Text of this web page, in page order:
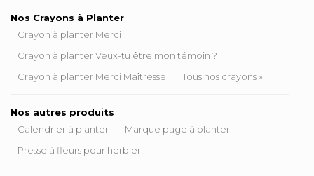
Nos Crayons à Planter
Crayon à planter Merci
Crayon à planter Veux-tu être mon témoin ?
Crayon à planter Merci Maîtresse
Tous nos crayons »
Nos autres produits
Calendrier à planter
Marque page à planter
Presse à fleurs pour herbier